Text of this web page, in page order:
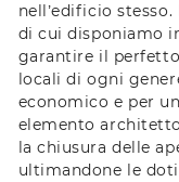
nell’edificio
di cui disponiamo
garantire il
locali di ogni
economico e per
elemento
la chiusura delle
ultimandone le